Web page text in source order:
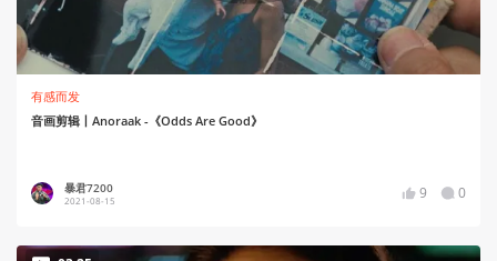
有感而发
音画剪辑丨Anoraak -《Odds Are Good》
暴君7200
2021-08-15 9 0